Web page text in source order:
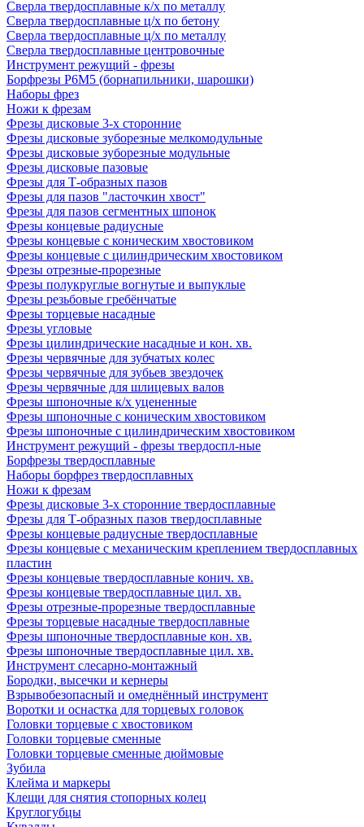
Сверла твердосплавные к/х по металлу
Сверла твердосплавные ц/х по бетону
Сверла твердосплавные ц/х по металлу
Сверла твердосплавные центровочные
Инструмент режущий - фрезы
Борфрезы Р6М5 (борнапильники, шарошки)
Наборы фрез
Ножи к фрезам
Фрезы дисковые 3-х сторонние
Фрезы дисковые зуборезные мелкомодульные
Фрезы дисковые зуборезные модульные
Фрезы дисковые пазовые
Фрезы для Т-образных пазов
Фрезы для пазов "ласточкин хвост"
Фрезы для пазов сегментных шпонок
Фрезы концевые радиусные
Фрезы концевые с коническим хвостовиком
Фрезы концевые с цилиндрическим хвостовиком
Фрезы отрезные-прорезные
Фрезы полукруглые вогнутые и выпуклые
Фрезы резьбовые гребёнчатые
Фрезы торцевые насадные
Фрезы угловые
Фрезы цилиндрические насадные и кон. хв.
Фрезы червячные для зубчатых колес
Фрезы червячные для зубьев звездочек
Фрезы червячные для шлицевых валов
Фрезы шпоночные к/х уцененные
Фрезы шпоночные с коническим хвостовиком
Фрезы шпоночные с цилиндрическим хвостовиком
Инструмент режущий - фрезы твердоспл-ные
Борфрезы твердосплавные
Наборы борфрез твердосплавных
Ножи к фрезам
Фрезы дисковые 3-х сторонние твердосплавные
Фрезы для Т-образных пазов твердосплавные
Фрезы концевые радиусные твердосплавные
Фрезы концевые с механическим креплением твердосплавных
пластин
Фрезы концевые твердосплавные конич. хв.
Фрезы концевые твердосплавные цил. хв.
Фрезы отрезные-прорезные твердосплавные
Фрезы торцевые насадные твердосплавные
Фрезы шпоночные твердосплавные кон. хв.
Фрезы шпоночные твердосплавные цил. хв.
Инструмент слесарно-монтажный
Бородки, высечки и кернеры
Взрывобезопасный и омеднённый инструмент
Воротки и оснаcтка для торцевых головок
Головки торцевые с хвостовиком
Головки торцевые сменные
Головки торцевые сменные дюймовые
Зубила
Клейма и маркеры
Клещи для снятия стопорных колец
Круглогубцы